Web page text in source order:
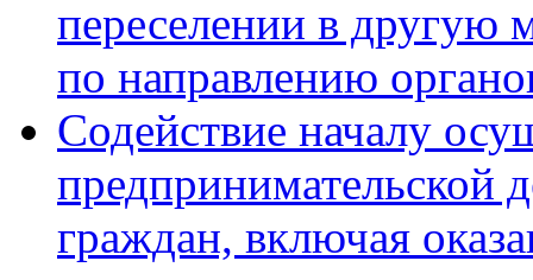
переселении в другую
по направлению
Содействие началу
предпринимательской
граждан, включая